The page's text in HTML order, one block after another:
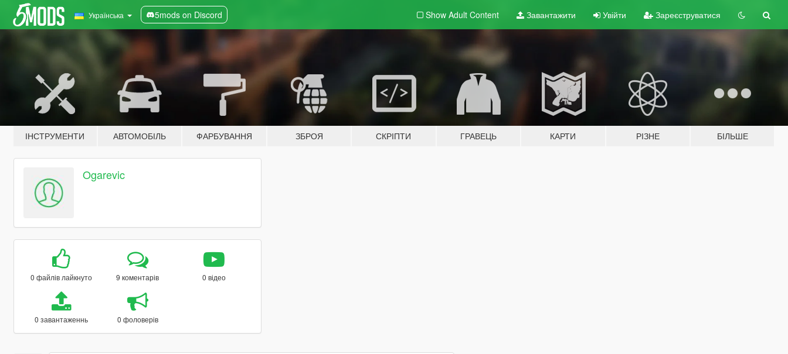
Українська 5mods on Discord Show Adult Content Завантажити Увійти Зареєструватися
ІНСТРУМЕНТИ АВТОМОБІЛЬ ФАРБУВАННЯ ЗБРОЯ СКРІПТИ ГРАВЕЦЬ КАРТИ РІЗНЕ БІЛЬШЕ
Ogarevic
0 файлів лайкнуто 9 коментарів 0 відео
0 завантаженнь 0 фоловерів